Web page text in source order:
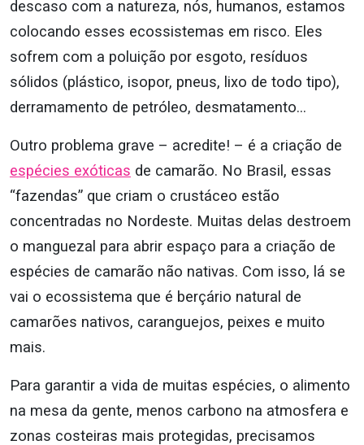
descaso com a natureza, nós, humanos, estamos
colocando esses ecossistemas em risco. Eles
sofrem com a poluição por esgoto, resíduos
sólidos (plástico, isopor, pneus, lixo de todo tipo),
derramamento de petróleo, desmatamento…
Outro problema grave – acredite! – é a criação de
espécies exóticas de camarão. No Brasil, essas
“fazendas” que criam o crustáceo estão
concentradas no Nordeste. Muitas delas destroem
o manguezal para abrir espaço para a criação de
espécies de camarão não nativas. Com isso, lá se
vai o ecossistema que é berçário natural de
camarões nativos, caranguejos, peixes e muito
mais.
Para garantir a vida de muitas espécies, o alimento
na mesa da gente, menos carbono na atmosfera e
zonas costeiras mais protegidas, precisamos